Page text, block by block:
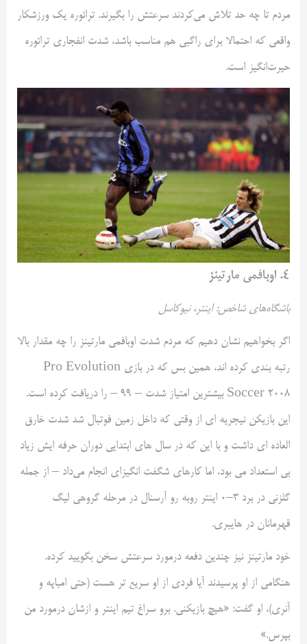
مردم تا چه حد تلاش می‌کردند سرعتش را بگیرند. ترائوره یک ورزشکار
واقعی که احتمالا برای راگبی هم مناسب باشد، شدت انفجاری ترائوره
حیرت‌انگیز است.
۴. اوبافمی مارتینز
باشگاه‌های شاخص: اینتر، نیوکاسل
اگر بخواهیم نشان دهیم که مردم شدت اوبافمی مارتینز را چه مقدار بالا
رتبه بندی کرده اند، همین بس که در بازی Pro Evolution
Soccer 2008 بیشترین امتیاز شدت – ۹۹ – را دریافت کرده است.
این بازیکن نیجریه ای از وقتی که داخل زمین فوتبال شد شدت خارق
العاده ای داشت و با این که در سال های ابتدایی دوران حرفه ایش زیاد
بی استعداد می بود، اما کارهای شگفت انگیز‌ای انجام می‌داد – از جمله
گلزنی در برد ۳–۰ اینتر روبه رو آرسنال در مرحله گروهی لیگ
قهرمانان در هایبری.
خود مارتینز نیز چندین دفعه درمورد سرعتش سخن بگویید کرده.
هنگامی از او پرسیدند آیا فردی از او سریع تر هست (حتی امباپه و
آنری)، او گفت: «هیچ بازیکنی. برو سراغ تیم اینتر و ازشان درمورد من
بپرس.»